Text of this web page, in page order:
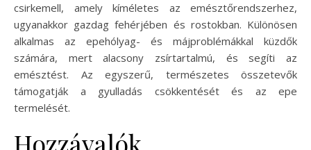
csirkemell, amely kíméletes az emésztőrendszerhez,
ugyanakkor gazdag fehérjében és rostokban. Különösen
alkalmas az epehólyag- és májproblémákkal küzdők
számára, mert alacsony zsírtartalmú, és segíti az
emésztést. Az egyszerű, természetes összetevők
támogatják a gyulladás csökkentését és az epe
termelését.